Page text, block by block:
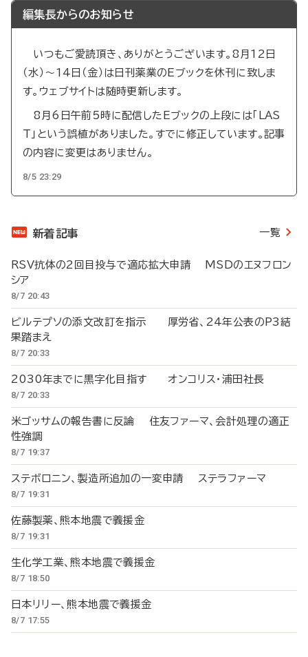
編集長からのお知らせ
いつもご愛読頂き、ありがとうございます。8月12日
（水）～14日（金）は日刊薬業のEブックを休刊に致しま
す。ウェブサイトは随時更新します。
8月6日午前5時に配信したEブックの上段には「LAS
T」という誤植がありました。すでに修正しています。記事
の内容に変更はありません。
8/5 23:29
新着記事 一覧
RSV抗体の2回目投与で適応拡大申請 MSDのエヌフロン
シア
8/7 20:43
ビルテプソの添文改訂を指示 厚労省、24年公表のP3結
果踏まえ
8/7 20:33
2030年までに黒字化目指す オンコリス・浦田社長
8/7 20:33
米ゴッサムの報告書に反論 住友ファーマ、会計処理の適正
性強調
8/7 19:37
ステボロニン、製造所追加の一変申請 ステラファーマ
8/7 19:31
佐藤製薬、熊本地震で義援金
8/7 19:31
生化学工業、熊本地震で義援金
8/7 18:50
日本リリー、熊本地震で義援金
8/7 17:55